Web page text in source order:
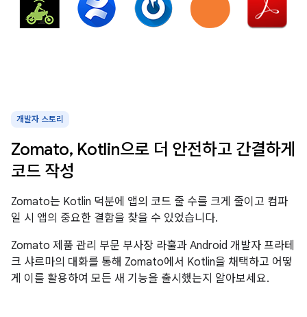
개발자 스토리
Zomato, Kotlin으로 더 안전하고 간결하게
코드 작성
Zomato는 Kotlin 덕분에 앱의 코드 줄 수를 크게 줄이고 컴파
일 시 앱의 중요한 결함을 찾을 수 있었습니다.
Zomato 제품 관리 부문 부사장 라훌과 Android 개발자 프라테
크 샤르마의 대화를 통해 Zomato에서 Kotlin을 채택하고 어떻
게 이를 활용하여 모든 새 기능을 출시했는지 알아보세요.